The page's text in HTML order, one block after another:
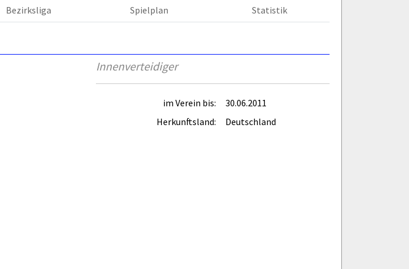
Bezirksliga Spielplan Statistik
Innenverteidiger
im Verein bis:
30.06.2011
Herkunftsland:
Deutschland